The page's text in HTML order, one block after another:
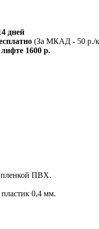
дней
(За МКАД - 50 р./
1600 р.
ПВХ.
0,4 мм.